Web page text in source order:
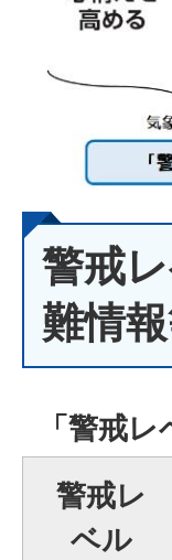
警戒
難情
「警戒
警戒レ
ベル